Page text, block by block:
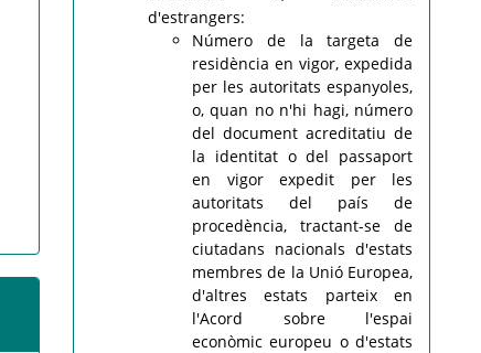
d'estrangers:
Número de la targeta de
residència en vigor, expedida
per les autoritats espanyoles,
o, quan no n'hi hagi, número
del document acreditatiu de
la identitat o del passaport
en vigor expedit per les
autoritats del país de
procedència, tractant-se de
ciutadans nacionals d'estats
membres de la Unió Europea,
d'altres estats parteix en
l'Acord sobre l'espai
econòmic europeu o d'estats